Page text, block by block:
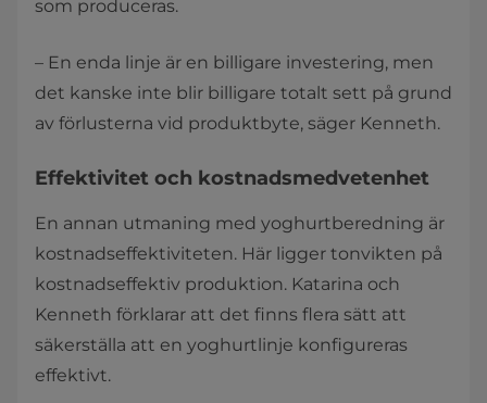
som produceras.
– En enda linje är en billigare investering, men
det kanske inte blir billigare totalt sett på grund
av förlusterna vid produktbyte, säger Kenneth.
Effektivitet och kostnadsmedvetenhet
En annan utmaning med yoghurtberedning är
kostnadseffektiviteten. Här ligger tonvikten på
kostnadseffektiv produktion. Katarina och
Kenneth förklarar att det finns flera sätt att
säkerställa att en yoghurtlinje konfigureras
effektivt.